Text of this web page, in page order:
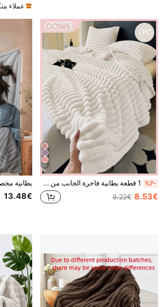
عملاء
11
%7- 1 قطعة بطانية فاخرة الجانب من فرو الأرنب الصناعي - فلانيل مخطط مريح، سمك متوسط، استخدام على مدار السنة، ناعمة ودافئة، مناسبة للقيلولة والمكتب والتخييم والأريكة - بطانية سرير متعدد الوظائف من البوليستر، هدية عيد الميلاد
8.53€
9.22€
13.48€